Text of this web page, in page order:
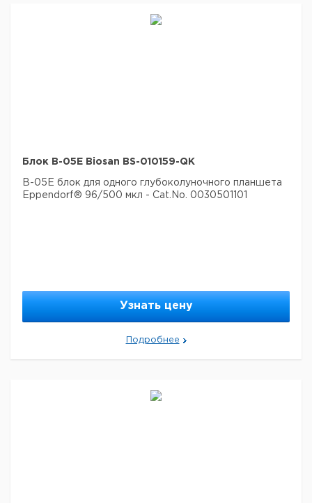
Блок B-05E Biosan BS-010159-QK
B-05E блок для одного глубоколуночного планшета
Eppendorf® 96/500 мкл - Cat.No. 0030501101
Узнать цену
Подробнее